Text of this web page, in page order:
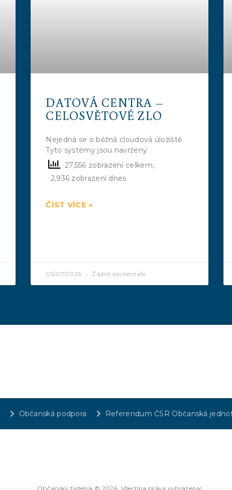
DATOVÁ CENTRA –
CELOSVĚTOVÉ ZLO
Nejedná se o běžná cloudová úložiště.
Tyto systémy jsou navrženy
27,556 zobrazení celkem,
2,936 zobrazení dnes
ČÍST VÍCE »
05/07/2026 Žádné komentáře
Občanská podpora Referendum ČSR Občanská
Občanský týdeník © 2026. Všechna práva vyhrazena!